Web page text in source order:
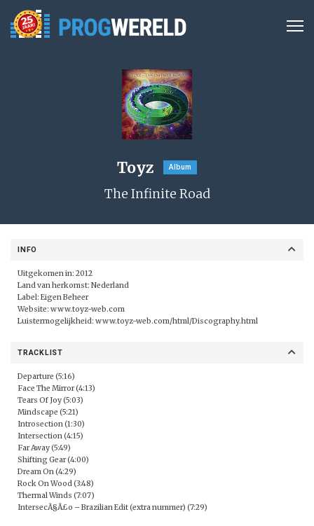
Toyz Album
The Infinite Road
INFO
Uitgekomen in: 2012
Land van herkomst: Nederland
Label: Eigen Beheer
Website: www.toyz-web.com
Luistermogelijkheid: www.toyz-web.com/html/Discography.html
TRACKLIST
Departure (5:16)
Face The Mirror (4:13)
Tears Of Joy (5:03)
Mindscape (5:21)
Introsection (1:30)
Intersection (4:15)
Far Away (5:49)
Shifting Gear (4:00)
Dream On (4:29)
Rock On Wood (3:48)
Thermal Winds (7:07)
IntersecÃ§Ã£o – Brazilian Edit (extra nummer) (7:29)